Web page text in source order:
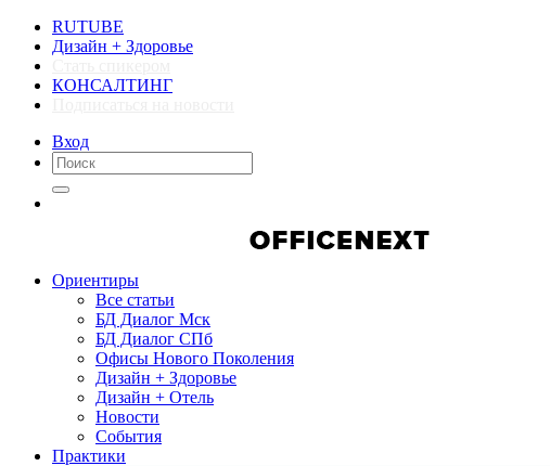
RUTUBE
Дизайн + Здоровье
КОНСАЛТИНГ
Вход
Ориентиры
Все статьи
БД Диалог Мск
БД Диалог СПб
Офисы Нового Поколения
Дизайн + Здоровье
Дизайн + Отель
Новости
События
Практики